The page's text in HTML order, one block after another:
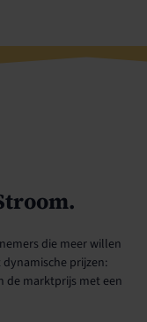
die meer willen
prijzen:
de marktprijs met een